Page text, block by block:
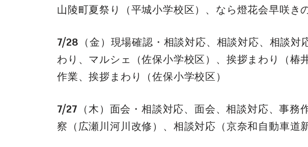
山陵町夏祭り（平城小学校区）、なら燈花会早咲き
7/28（金）現場確認・相談対応、相談対応、相談対
わり、マルシェ（佐保小学校区）、挨拶まわり（
作業、挨拶まわり（佐保小学校区）
7/27（木）面会・相談対応、面会、相談対応、事
察（広瀬川河川改修）、相談対応（京奈和自動車